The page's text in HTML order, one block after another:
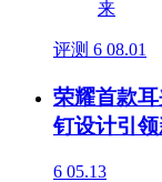
评测 6 08.01
荣耀首款
钉设计引
6 05.13